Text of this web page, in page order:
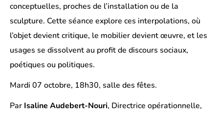
conceptuelles, proches de l’installation ou de la
sculpture. Cette séance explore ces interpolations, où
l’objet devient critique, le mobilier devient œuvre, et les
usages se dissolvent au profit de discours sociaux,
poétiques ou politiques.
Mardi 07 octobre, 18h30, salle des fêtes.
Par Isaline Audebert-Nouri, Directrice opérationnelle,